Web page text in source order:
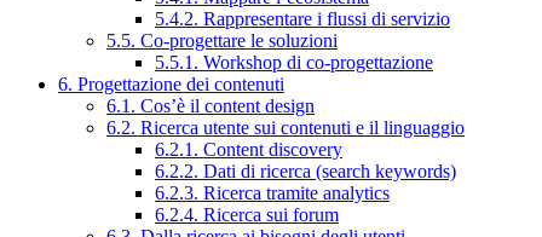
5.4.2. Rappresentare i flussi di servizio
5.5. Co-progettare le soluzioni
5.5.1. Workshop di co-progettazione
6. Progettazione dei contenuti
6.1. Cos’è il content design
6.2. Ricerca utente sui contenuti e il linguaggio
6.2.1. Content discovery
6.2.2. Dati di ricerca (search keywords)
6.2.3. Ricerca tramite analytics
6.2.4. Ricerca sui forum